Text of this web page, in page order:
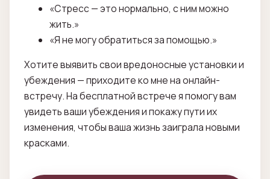
«Стресс — это нормально, с ним можно
жить.»
«Я не могу обратиться за помощью.»
Хотите выявить свои вредоносные установки и
убеждения — приходите ко мне на онлайн-
встречу. На бесплатной встрече я помогу вам
увидеть ваши убеждения и покажу пути их
изменения, чтобы ваша жизнь заиграла новыми
красками.